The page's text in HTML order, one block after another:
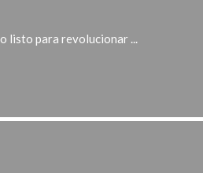
listo para revolucionar ...